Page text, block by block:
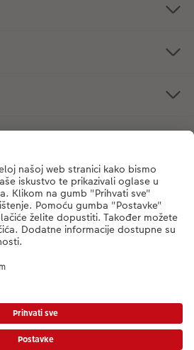
do petka od 8:00 - 17:00 sati (s iznimkom
praznika). Hvala.